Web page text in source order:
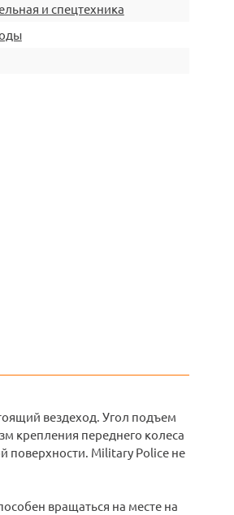
и спецтехника
вездеход. Угол подъем
крепления переднего колеса
поверхности. Military Police не
вращаться на месте на